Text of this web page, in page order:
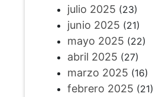
julio 2025 (23)
junio 2025 (21)
mayo 2025 (22)
abril 2025 (27)
marzo 2025 (16)
febrero 2025 (21)